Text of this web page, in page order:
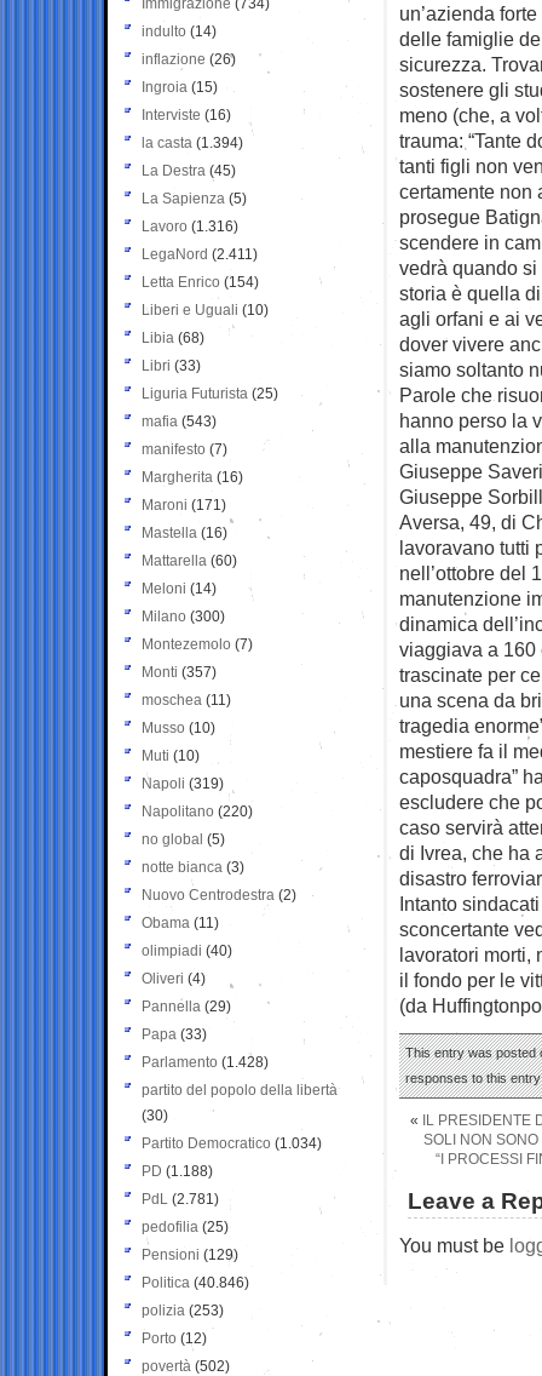
un’azienda
delle famiglie
sicurezza.
sostenere gli
meno (che, a
trauma: “Tante
tanti figli non
certamente non
prosegue
scendere in
vedrà quando
storia è quella
agli orfani e ai
dover vivere
siamo soltanto
Parole che
hanno perso la
alla
Giuseppe
Giuseppe
Aversa, 49, di
lavoravano tutti
nell’ottobre del
manutenzione
dinamica
viaggiava a 160
trascinate per
una scena da
tragedia
mestiere fa il
caposquadra”
escludere che
caso servirà
di Ivrea, che ha
disastro
Intanto
sconcertante
lavoratori morti,
il fondo per le
(da
This entry was posted
responses to this
«
IL PRESIDENTE
SOLI NON SONO
“I PROCESSI
Leave a
You must be
Immigrazione (734)
indulto (14)
inflazione (26)
Ingroia (15)
Interviste (16)
la casta (1.394)
La Destra (45)
La Sapienza (5)
Lavoro (1.316)
LegaNord (2.411)
Letta Enrico (154)
Liberi e Uguali (10)
Libia (68)
Libri (33)
Liguria Futurista (25)
mafia (543)
manifesto (7)
Margherita (16)
Maroni (171)
Mastella (16)
Mattarella (60)
Meloni (14)
Milano (300)
Montezemolo (7)
Monti (357)
moschea (11)
Musso (10)
Muti (10)
Napoli (319)
Napolitano (220)
no global (5)
notte bianca (3)
Nuovo Centrodestra (2)
Obama (11)
olimpiadi (40)
Oliveri (4)
Pannella (29)
Papa (33)
Parlamento (1.428)
partito del popolo della libertà
(30)
Partito Democratico (1.034)
PD (1.188)
PdL (2.781)
pedofilia (25)
Pensioni (129)
Politica (40.846)
polizia (253)
Porto (12)
povertà (502)